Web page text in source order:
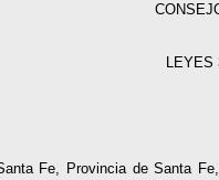
LEYES
Fe, Provincia de Santa